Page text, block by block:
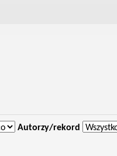
Autorzy/rekord